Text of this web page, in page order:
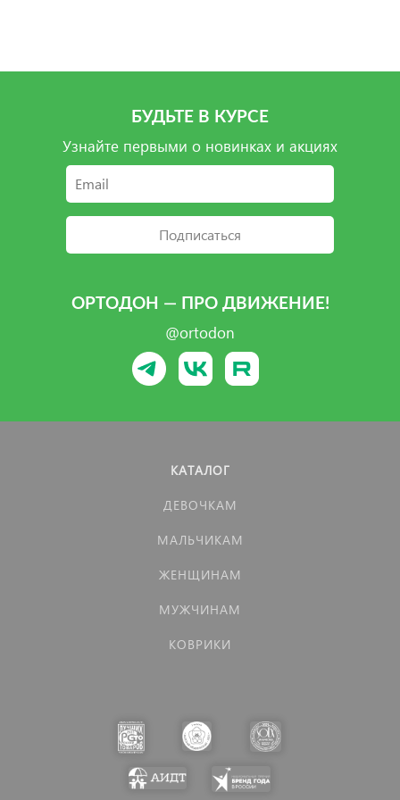
БУДЬТЕ В КУРСЕ
Узнайте первыми о новинках и акциях
Подписаться
ОРТОДОН — ПРО ДВИЖЕНИЕ!
@ortodon
КАТАЛОГ
ДЕВОЧКАМ
МАЛЬЧИКАМ
ЖЕНЩИНАМ
МУЖЧИНАМ
КОВРИКИ